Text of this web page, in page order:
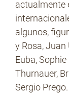
actualmente
algunos,
y Rosa, Juan
Euba,
Thurnauer,
Sergio Prego.